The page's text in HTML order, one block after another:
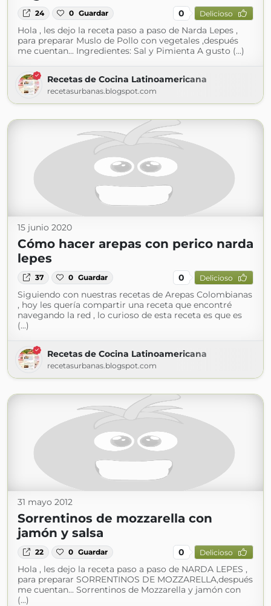
24 0 Guardar 0 Delicioso
Hola , les dejo la receta paso a paso de Narda Lepes ,
para preparar Muslo de Pollo con vegetales ,después
me cuentan... Ingredientes: Sal y Pimienta A gusto (...)
Recetas de Cocina Latinoamericana
recetasurbanas.blogspot.com
15 junio 2020
Cómo hacer arepas con perico narda
lepes
37 0 Guardar 0 Delicioso
Siguiendo con nuestras recetas de Arepas Colombianas
, hoy les quería compartir una receta que encontré
navegando la red , lo curioso de esta receta es que es
(...)
Recetas de Cocina Latinoamericana
recetasurbanas.blogspot.com
31 mayo 2012
Sorrentinos de mozzarella con
jamón y salsa
22 0 Guardar 0 Delicioso
Hola , les dejo la receta paso a paso de NARDA LEPES ,
para preparar SORRENTINOS DE MOZZARELLA,después
me cuentan... Sorrentinos de Mozzarella y jamón con
(...)